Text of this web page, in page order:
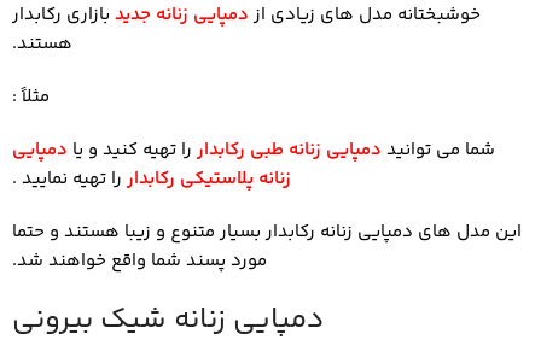
خوشبختانه مدل های زیادی ازدمپایی زنانه جدید بازاری رکابدار
هستند.
مثلاً :
شما می توانید دمپایی زنانه طبی رکابدار را تهیه کنید و یا دمپایی
زنانه پلاستیکی رکابدار را تهیه نمایید .
این مدل های دمپایی زنانه رکابدار بسیار متنوع و زیبا هستند و حتما
مورد پسند شما واقع خواهند شد.
دمپایی زنانه شیک بیرونی